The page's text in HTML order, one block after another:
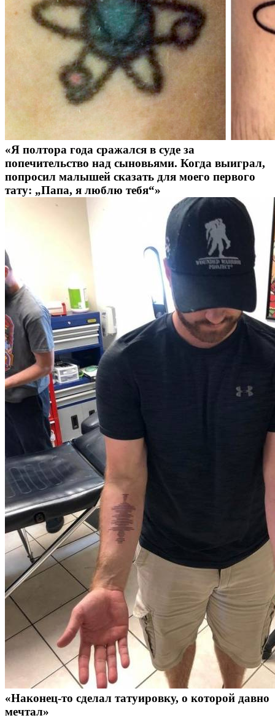
«Я полтора года сражался в суде за
попечительство над сыновьями. Когда выиграл,
попросил малышей сказать для моего первого
тату: „Папа, я люблю тебя“»
«Наконец-то сделал татуировку, о которой давно
мечтал»